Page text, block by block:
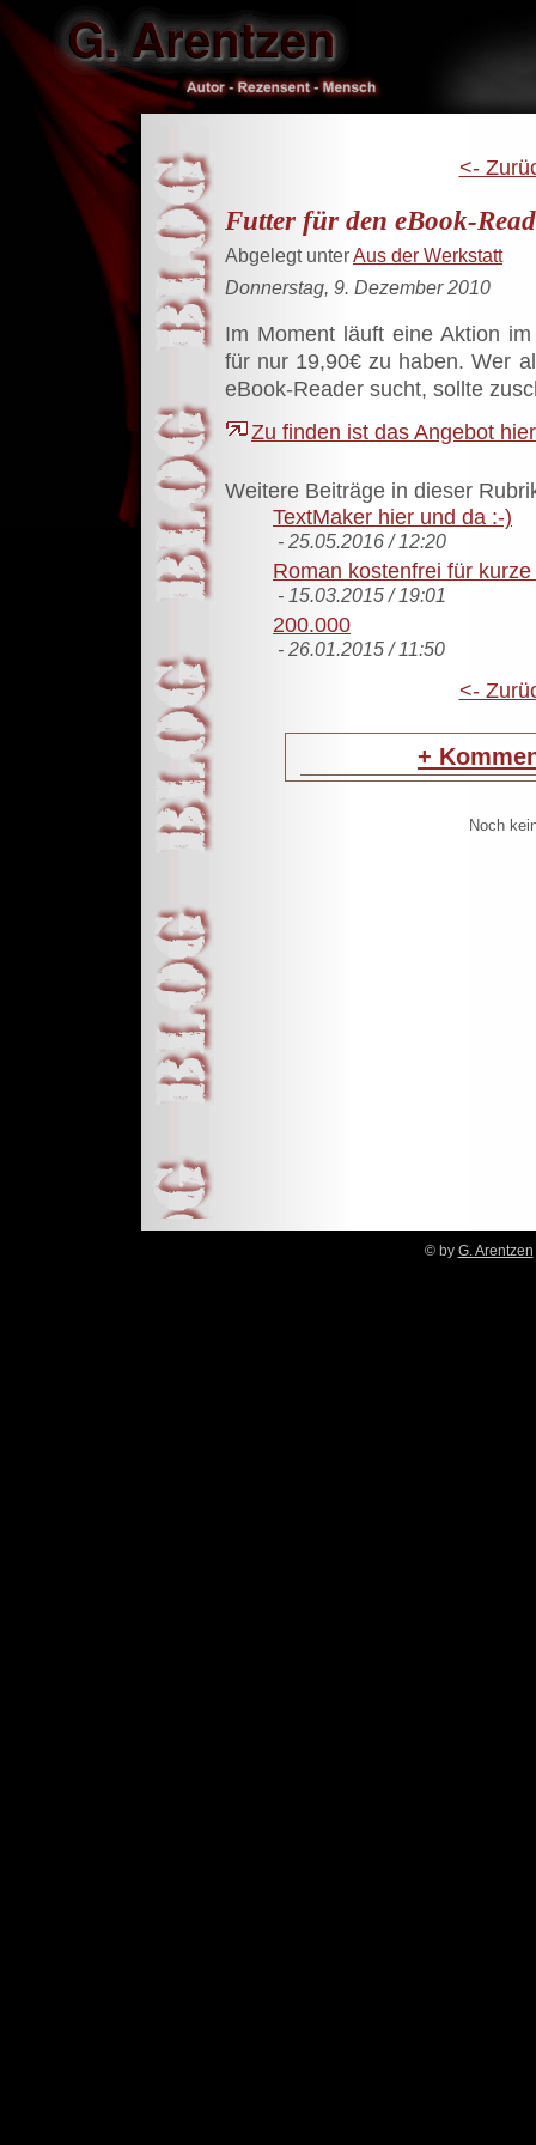
<-
Futter für den eBook-
Abgelegt unterAus der Werkstatt
Donnerstag, 9. Dezember 2010
Im Moment läuft eine Aktion
für nur 19,90€ zu haben. Wer
eBook-Reader sucht, sollte
Zu finden ist das Angebot
Weitere Beiträge in dieser
TextMaker hier und da :-)
- 25.05.2016 / 12:20
Roman kostenfrei für
- 15.03.2015 / 19:01
200.000
- 26.01.2015 / 11:50
<-
+
Noch
© by G. Arentzen